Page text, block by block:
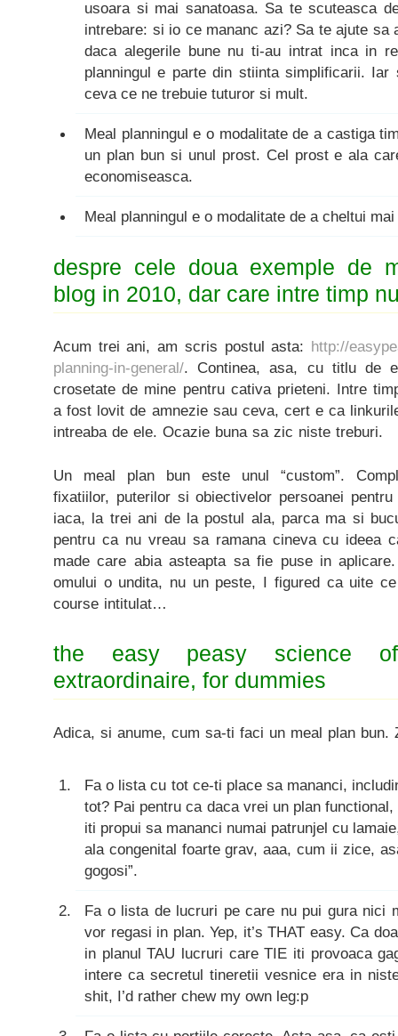
usoara si mai sanatoasa. Sa te scuteasca
intrebare: si io ce mananc azi? Sa te ajute sa
daca alegerile bune nu ti-au intrat inca in
planningul e parte din stiinta simplificarii. Iar
ceva ce ne trebuie tuturor si mult.
Meal planningul e o modalitate de a castiga
un plan bun si unul prost. Cel prost e ala
economiseasca.
Meal planningul e o modalitate de a cheltui
despre cele doua exemple de
blog in 2010, dar care intre timp
Acum trei ani, am scris postul asta: http://
planning-in-general/. Continea, asa, cu titlu de
crosetate de mine pentru cativa prieteni. Intre
a fost lovit de amnezie sau ceva, cert e ca
intreaba de ele. Ocazie buna sa zic niste treburi.
Un meal plan bun este unul “custom”.
fixatiilor, puterilor si obiectivelor persoanei
iaca, la trei ani de la postul ala, parca ma si
pentru ca nu vreau sa ramana cineva cu ideea
made care abia asteapta sa fie puse in
omului o undita, nu un peste, I figured ca uite
course intitulat…
the easy peasy science
extraordinaire, for dummies
Adica, si anume, cum sa-ti faci un meal plan bun.
Fa o lista cu tot ce-ti place sa mananci,
tot? Pai pentru ca daca vrei un plan
iti propui sa mananci numai patrunjel cu
ala congenital foarte grav, aaa, cum ii zice,
gogosi”.
Fa o lista de lucruri pe care nu pui gura nici
vor regasi in plan. Yep, it’s THAT easy. Ca
in planul TAU lucruri care TIE iti provoaca
intere ca secretul tineretii vesnice era in
shit, I’d rather chew my own leg:p